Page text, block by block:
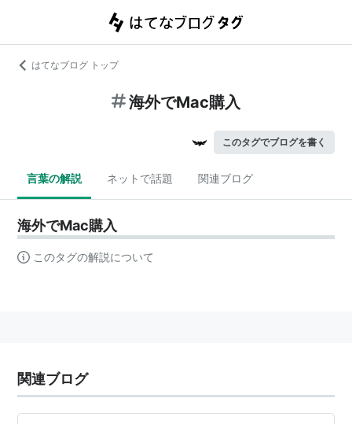
はてなブログ トップ
海外でMac購入
このタグでブログを書く
言葉の解説 ネットで話題 関連ブログ
海外でMac購入
このタグの解説について
関連ブログ